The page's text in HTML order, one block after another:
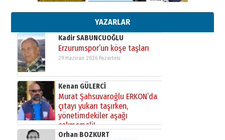
YAZARLAR
bir vizyon proje daha!
02 Ağustos 2026 Pazar
Kadir SABUNCUOĞLU
Erzurumspor’un köşe taşları
29 Haziran 2026 Pazartesi
Kenan GÜLERCİ
Murat Şahsuvaroğlu ERKON’da
çıtayı yukarı taşırken,
yönetimdekiler aşağı
çekmemeli!
17 Şubat 2026 SalıOrhan BOZKURT